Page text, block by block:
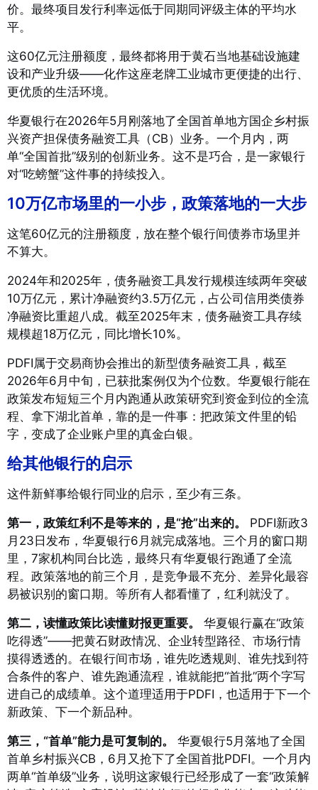
价。最终项目发行利率远低于同期同评级主体的平均水
平。
这60亿元注册额度，最终都将用于黄石当地基础设施建
设和产业升级——化作这座老牌工业城市更便捷的出行、
更优质的生活环境。
华夏银行在2026年5月刚落地了全国首单地方国企乡村振
兴资产担保债务融资工具（CB）业务。一个月内，两
单“全国首批”级别的创新业务。这不是巧合，是一家银行
对“吃螃蟹”这件事的持续投入。
10万亿市场里的一小步，政策落地的一大步
这笔60亿元的注册额度，放在整个银行间债券市场里并
不算大。
2024年和2025年，债务融资工具发行规模连续两年突破
10万亿元，累计净融资约3.5万亿元，占公司信用类债券
净融资比重超八成。截至2025年末，债务融资工具存续
规模超18万亿元，同比增长10%。
PDFI属于交易商协会推出的新型债务融资工具，截至
2026年6月中旬，已获批案例仅为个位数。华夏银行能在
政策发布短短三个月内跑通从政策研究到资金到位的全流
程、拿下湖北首单，靠的是一件事：把政策文件里的铅
字，变成了企业账户里的真金白银。
给其他银行的启示
这件新鲜事给银行同业的启示，至少有三条。
第一，政策红利不是等来的，是“抢”出来的。
PDFI新政3
月23日发布，华夏银行6月就完成落地。三个月的窗口期
里，7家机构同台比选，最终只有华夏银行跑通了全流
程。政策落地的前三个月，是竞争最不充分、差异化最容
易被识别的窗口期。等所有人都看懂了，红利就没了。
第二，读懂政策比读懂财报更重要。
华夏银行赢在“政策
吃得透”——把黄石财政情况、企业转型路径、市场行情
摸得透透的。在银行间市场，谁先吃透规则、谁先找到符
合条件的客户、谁先跑通流程，谁就能把“首批”两个字写
进自己的成绩单。这个道理适用于PDFI，也适用于下一个
新政策、下一个新品种。
第三，“首单”能力是可复制的。
华夏银行5月落地了全国
首单乡村振兴CB，6月又抢下了全国首批PDFI。一个月内
两单“首单级”业务，说明这家银行已经形成了一套“政策解